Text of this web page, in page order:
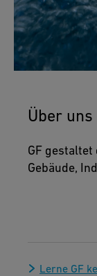
Über uns
GF
Gebäude,
Lerne GF